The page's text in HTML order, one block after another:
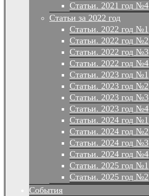
Статьи. 2021 год №4
Статьи за 2022 год
Статьи. 2022 год №1
Статьи. 2022 год №2
Статьи. 2022 год №3
Статьи. 2022 год №4
Статьи. 2023 год №1
Статьи. 2023 год №2
Статьи. 2023 год №3
Статьи. 2023 год №4
Статьи. 2024 год №1
Статьи. 2024 год №2
Статьи. 2024 год №3
Статьи. 2024 год №4
Статьи. 2025 год №1
Статьи. 2025 год №2
События